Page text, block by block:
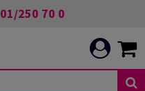
01/250 70 0